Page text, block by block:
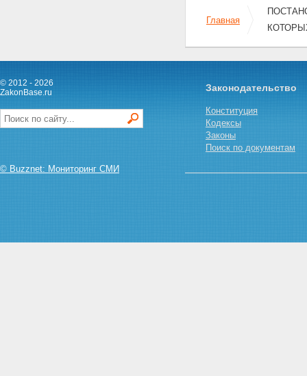
Главная
© 2012 - 2026
ZakonBase.ru
© Buzznet: Мониторинг СМИ
Законодательство
Конституция
Кодексы
Законы
Поиск по документам